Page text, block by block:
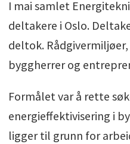
I mai samlet
deltakere i Oslo.
deltok.
byggherrer og
Formålet var å rette
energieffektivisering i
ligger til grunn for